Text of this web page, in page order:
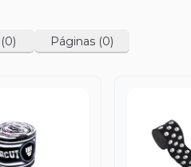
(0)
Páginas (0)